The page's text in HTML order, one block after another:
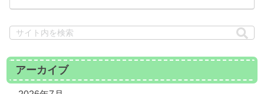
アーカイブ